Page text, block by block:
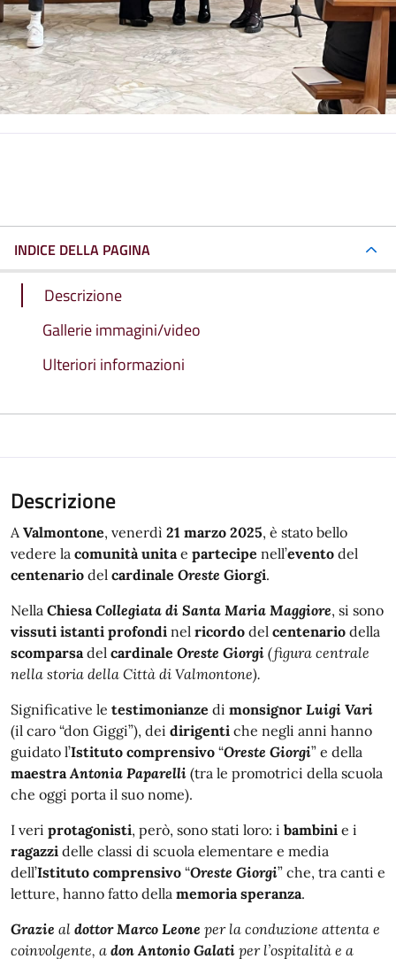
INDICE DELLA PAGINA
Descrizione
Gallerie immagini/video
Ulteriori informazioni
Descrizione
A Valmontone, venerdì 21 marzo 2025, è stato bello
vedere la comunità unita e partecipe nell’evento del
centenario del cardinale Oreste Giorgi.
Nella Chiesa Collegiata di Santa Maria Maggiore, si sono
vissuti istanti profondi nel ricordo del centenario della
scomparsa del cardinale Oreste Giorgi (figura centrale
nella storia della Città di Valmontone).
Significative le testimonianze di monsignor Luigi Vari
(il caro “don Giggi”), dei dirigenti che negli anni hanno
guidato l’Istituto comprensivo “Oreste Giorgi” e della
maestra Antonia Paparelli (tra le promotrici della scuola
che oggi porta il suo nome).
I veri protagonisti, però, sono stati loro: i bambini e i
ragazzi delle classi di scuola elementare e media
dell’Istituto comprensivo “Oreste Giorgi” che, tra canti e
letture, hanno fatto della memoria speranza.
Grazie al dottor Marco Leone per la conduzione attenta e
coinvolgente, a don Antonio Galati per l’ospitalità e a